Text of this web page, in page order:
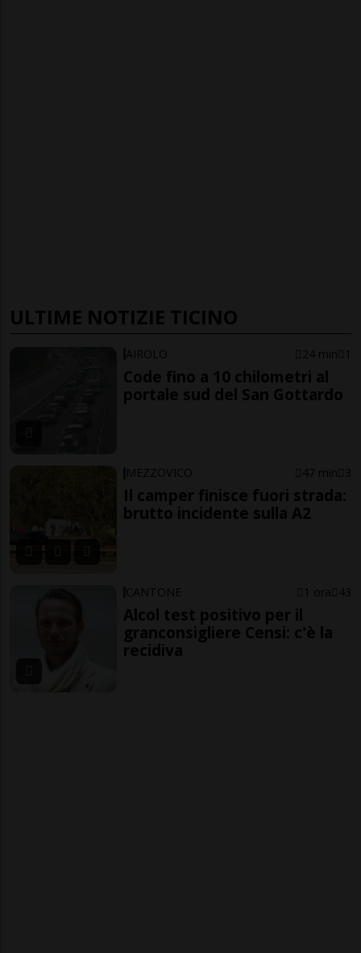
ULTIME NOTIZIE TICINO
AIROLO 24 min 1
Code fino a 10 chilometri al
portale sud del San Gottardo
MEZZOVICO 47 min 3
Il camper finisce fuori strada:
brutto incidente sulla A2
CANTONE 1 ora 43
Alcol test positivo per il
granconsigliere Censi: c'è la
recidiva